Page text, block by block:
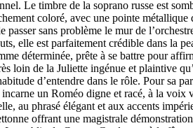
Le timbre de la soprano russe est
coloré, avec une pointe métallique
passer sans problème le mur de
elle est parfaitement crédible dans la
déterminée, prête à se battre pour
loin de la Juliette ingénue et plaintive
d’entendre dans le rôle. Pour sa
incarne un Roméo digne et racé, à la voix
au phrasé élégant et aux accents
offrant une magistrale